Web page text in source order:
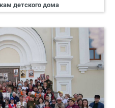
детского дома